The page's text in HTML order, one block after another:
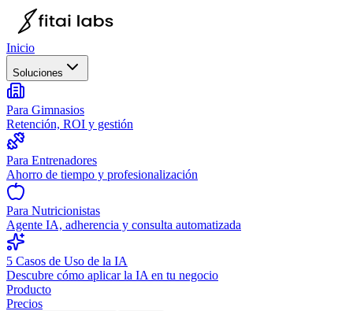
Inicio
Soluciones
Para Gimnasios
Retención, ROI y gestión
Para Entrenadores
Ahorro de tiempo y profesionalización
Para Nutricionistas
Agente IA, adherencia y consulta automatizada
5 Casos de Uso de la IA
Descubre cómo aplicar la IA en tu negocio
Producto
Precios